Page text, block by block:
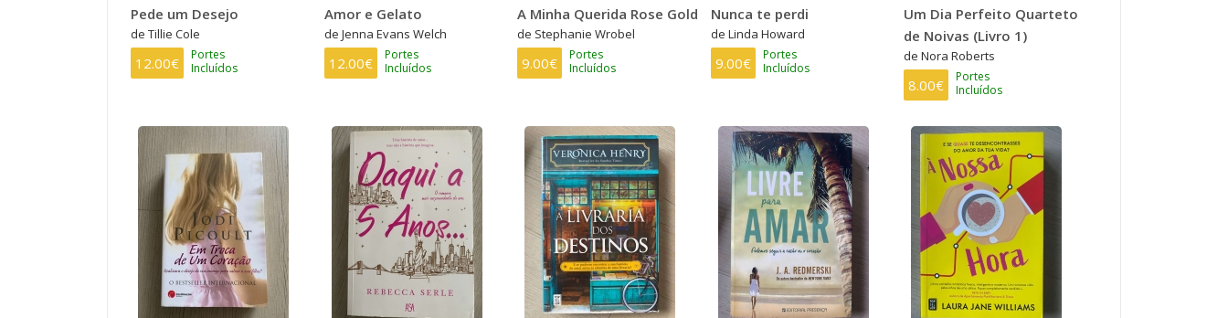
Pede um Desejo
de Tillie Cole
12.00€
Portes
Incluídos
Amor e Gelato
de Jenna Evans Welch
12.00€
Portes
Incluídos
A Minha Querida Rose Gold
de Stephanie Wrobel
9.00€
Portes
Incluídos
Nunca te perdi
de Linda Howard
9.00€
Portes
Incluídos
Um Dia Perfeito Quarteto
de Noivas (Livro 1)
de Nora Roberts
8.00€
Portes
Incluídos